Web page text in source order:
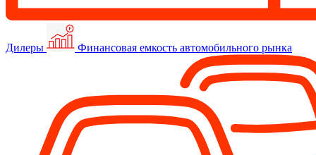
Дилеры Финансовая емкость автомобильного рынка